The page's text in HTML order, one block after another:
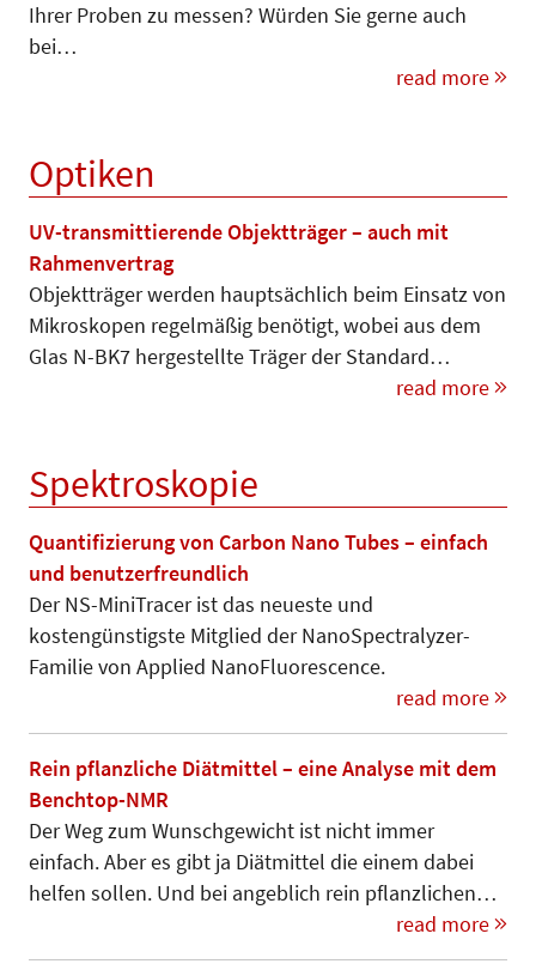
Ihrer Proben zu messen? Würden Sie gerne auch
bei…
read more
Optiken
UV-transmittierende Objektträger – auch mit
Rahmenvertrag
Objektträger werden hauptsächlich beim Einsatz von
Mikroskopen regel­mä­­ßig benötigt, wobei aus dem
Glas N-BK7 hergestellte Träger der Stan­dard…
read more
Spektroskopie
Quantifizierung von Carbon Nano Tubes – einfach
und benutzerfreundlich
Der NS-MiniTracer ist das neueste und
kostengünstigste Mitglied der NanoSpectralyzer-
Familie von App­lied NanoFluorescence.
read more
Rein pflanzliche Diätmittel – eine Analyse mit dem
Benchtop-NMR
Der Weg zum Wunschgewicht ist nicht immer
einfach. Aber es gibt ja Diätmittel die einem dabei
helfen sollen. Und bei angeblich rein pflanzlichen…
read more